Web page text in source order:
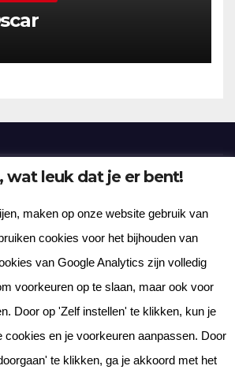
Plantation
kortere gedichten, lange gedachten
door WordPress
Thema: News Way door
Themeansar.
wat leuk dat je er bent!
maken op onze website gebruik van
cookies voor het bijhouden van
van Google Analytics zijn volledig
voorkeuren op te slaan, maar ook voor
Door op 'Zelf instellen' te klikken, kun je
cookies en je voorkeuren aanpassen. Door
te klikken, ga je akkoord met het